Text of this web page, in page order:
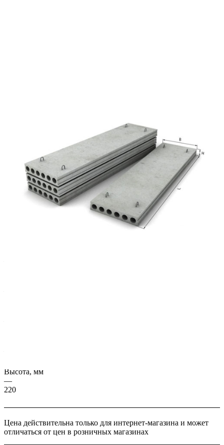
Высота, мм
—
220
Цена действительна только для интернет-магазина и может
отличаться от цен в розничных магазинах